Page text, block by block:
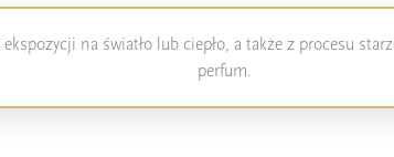
na światło lub ciepło, a także z procesu
perfum.